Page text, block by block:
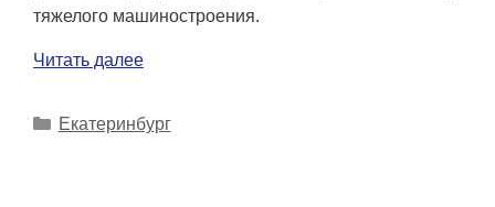
тяжелого машиностроения.
Читать далее
Рубрики
Екатеринбург